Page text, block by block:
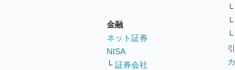
金融
ネット証券
NISA
└ 証券会社
└
└
└